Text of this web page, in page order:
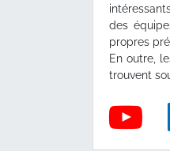
des
propres
En outre,
trouvent